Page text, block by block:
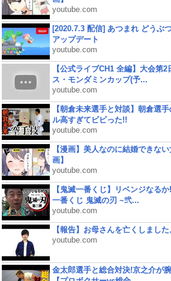
youtube.com
[2020.7.3 配信] あつまれ どうぶ
アップデート
youtube.com
【公式ライブCH1 全編】大会第2
ス・モンダミンカップ(予...
youtube.com
【朝倉未来選手と対談】朝倉選
ル高すぎてビビった!!
youtube.com
【漫画】美人なのに結婚できな
画】
youtube.com
【鬼滅一番くじ】リベンジなる
一番くじ 鬼滅の刃 ~弐...
youtube.com
【報告】お母さんを亡くしました
youtube.com
金太郎選手と総合対決!京之介が